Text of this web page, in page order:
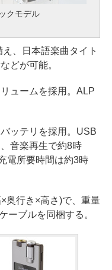
クモデル
、日本語楽曲タイト
どが可能。
ュームを採用。ALP
ッテリを採用。USB
音楽再生で約8時
電所要時間は約3時
奥行き×高さ)で、重量
ーブルを同梱する。